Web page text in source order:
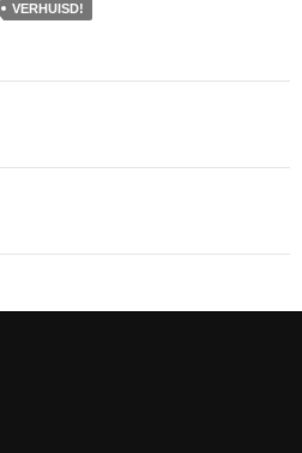
VERHUISD!